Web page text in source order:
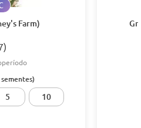
Farm)
5 10